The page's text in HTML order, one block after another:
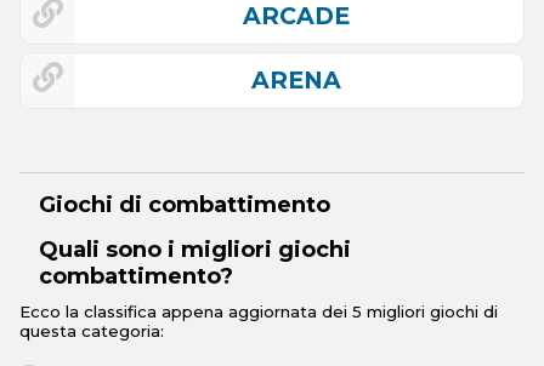
ARCADE
ARENA
Giochi di combattimento
Quali sono i migliori giochi
combattimento?
Ecco la classifica appena aggiornata dei 5 migliori giochi di
questa categoria: